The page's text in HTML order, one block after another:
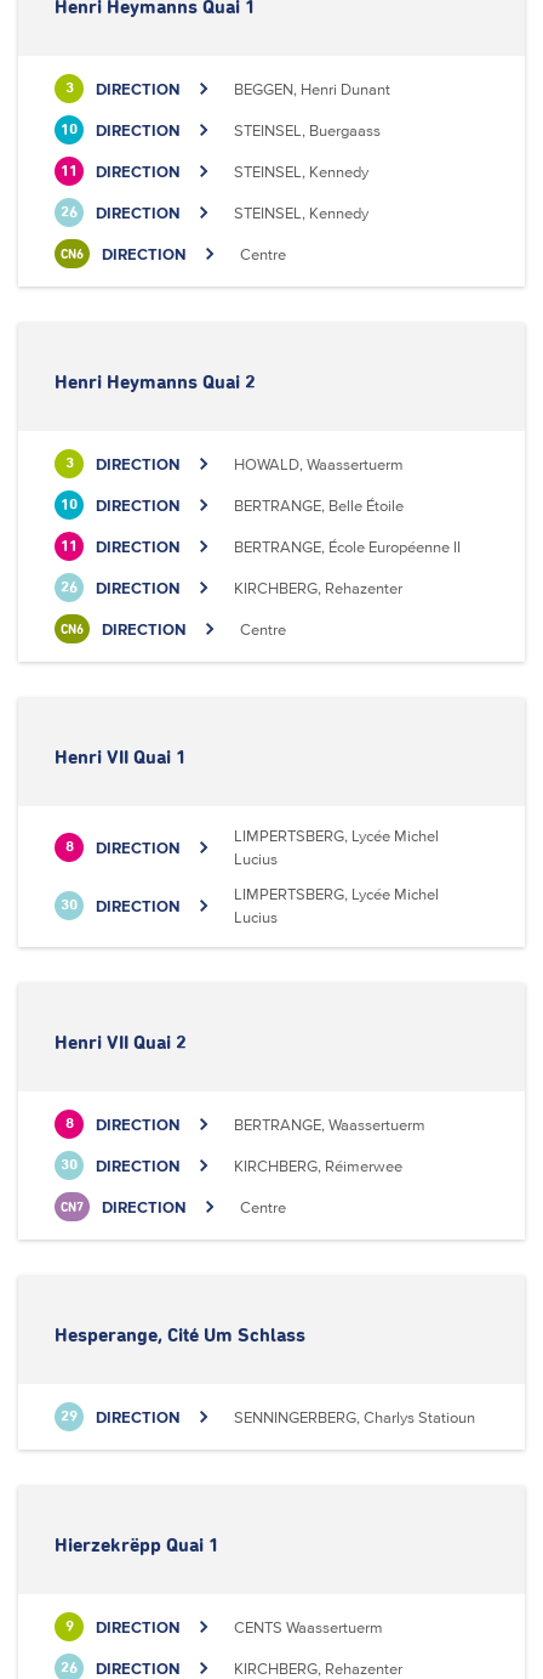
Henri Heymanns Quai 1
3 DIRECTION BEGGEN, Henri Dunant
10 DIRECTION STEINSEL, Buergaass
11 DIRECTION STEINSEL, Kennedy
26 DIRECTION STEINSEL, Kennedy
CN6 DIRECTION Centre
Henri Heymanns Quai 2
3 DIRECTION HOWALD, Waassertuerm
10 DIRECTION BERTRANGE, Belle Étoile
11 DIRECTION BERTRANGE, École Européenne II
26 DIRECTION KIRCHBERG, Rehazenter
CN6 DIRECTION Centre
Henri VII Quai 1
8 DIRECTION
LIMPERTSBERG, Lycée Michel
Lucius
30 DIRECTION
LIMPERTSBERG, Lycée Michel
Lucius
Henri VII Quai 2
8 DIRECTION BERTRANGE, Waassertuerm
30 DIRECTION KIRCHBERG, Réimerwee
CN7 DIRECTION Centre
Hesperange, Cité Um Schlass
29 DIRECTION SENNINGERBERG, Charlys Statioun
Hierzekrëpp Quai 1
9 DIRECTION CENTS Waassertuerm
26 DIRECTION KIRCHBERG, Rehazenter